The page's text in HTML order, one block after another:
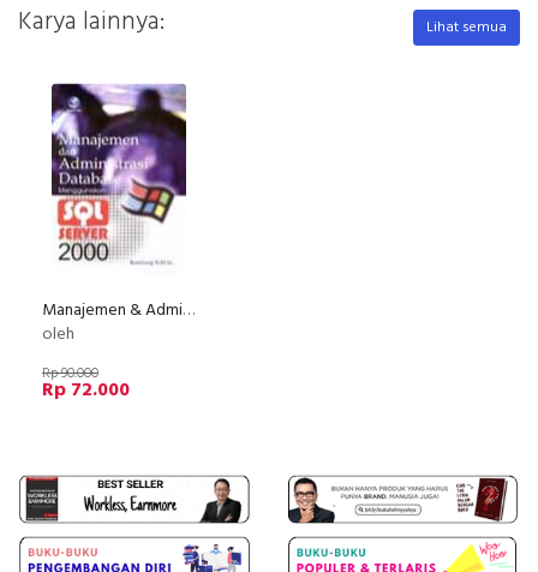
Karya lainnya: Lihat semua
Manajemen & Administrasi Database Menggunakan SQL Server 2000
oleh
Rp 90.000
Rp 72.000